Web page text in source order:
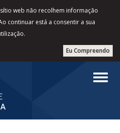
web não recolhem informação
continuar está a consentir a sua
Eu Compreendo